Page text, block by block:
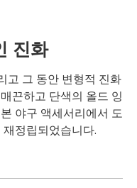
진화
고 그 동안 변형적 진화
끈하고 단색의 올드 잉
야구 액세서리에서 도
정립되었습니다.